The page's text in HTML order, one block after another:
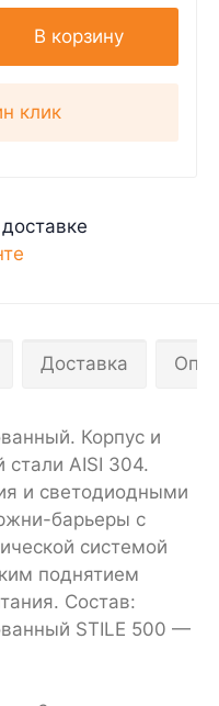
В корзину
клик
Доставка
Корпус и
AISI 304.
и светодиодными
барьеры с
системой
поднятием
Состав:
STILE 500 —